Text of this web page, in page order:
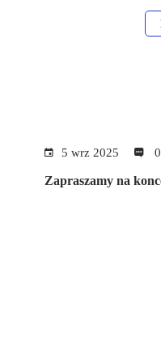
5 wrz 2025 0
Zapraszamy na